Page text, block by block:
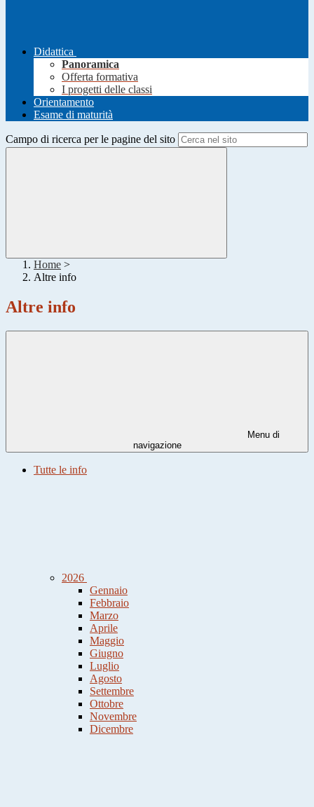
Didattica
Panoramica
Offerta formativa
I progetti delle classi
Orientamento
Esame di maturità
Campo di ricerca per le pagine del sito
Home >
Altre info
Altre info
Menu di
navigazione
Tutte le info
2026
Gennaio
Febbraio
Marzo
Aprile
Maggio
Giugno
Luglio
Agosto
Settembre
Ottobre
Novembre
Dicembre